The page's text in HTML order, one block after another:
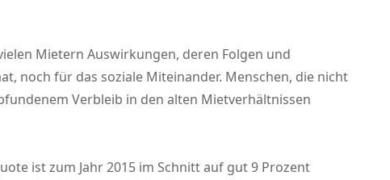
Mietern Auswirkungen, deren Folgen und
noch für das soziale Miteinander. Menschen, die nicht
Verbleib in den alten Mietverhältnissen
ist zum Jahr 2015 im Schnitt auf gut 9 Prozent